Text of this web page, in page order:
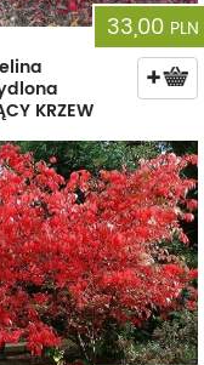
33,00 PLN
KRZEW